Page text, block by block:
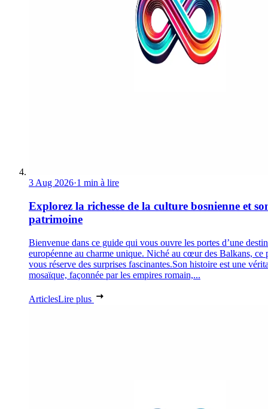
3 Aug 2026·1 min à lire
Explorez la richesse de la culture bosnienne et
patrimoine
Bienvenue dans ce guide qui vous ouvre les portes d’une
européenne au charme unique. Niché au cœur des Balkans, ce
vous réserve des surprises fascinantes.Son histoire est une
mosaïque, façonnée par les empires romain,...
ArticlesLire plus